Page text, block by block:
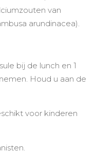
van
arundinacea).
bij de lunch en 1
Houd u aan de
voor kinderen